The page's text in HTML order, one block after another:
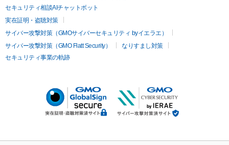
セキュリティ相談AIチャットボット
実在証明・盗聴対策
サイバー攻撃対策（GMOサイバーセキュリティ byイエラエ）
サイバー攻撃対策（GMO Flatt Security）
なりすまし対策
セキュリティ事業の軌跡